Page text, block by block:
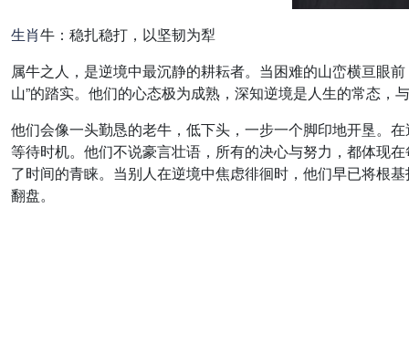
生肖牛：稳扎稳打，以坚韧为犁
属牛之人，是逆境中最沉静的耕耘者。当困难的山峦横亘眼
山”的踏实。他们的心态极为成熟，深知逆境是人生的常态
他们会像一头勤恳的老牛，低下头，一步一个脚印地开垦。
等待时机。他们不说豪言壮语，所有的决心与努力，都体现
了时间的青睐。当别人在逆境中焦虑徘徊时，他们早已将根
翻盘。